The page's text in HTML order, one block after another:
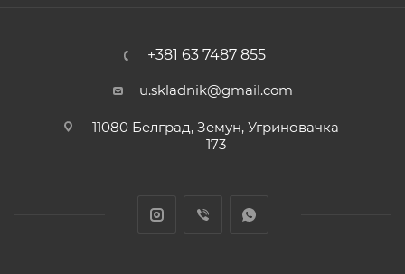
+381 63 7487 855
u.skladnik@gmail.com
11080 Белград, Земун, Угриновачка
173